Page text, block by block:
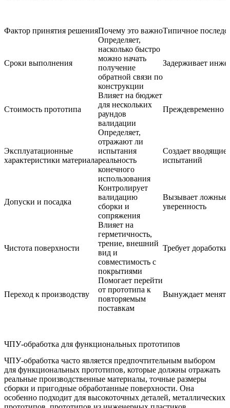
Фактор принятия решенияПочему это важноТипичное
Сроки выполнения
Определяет,
насколько быстро
можно начать
получение
обратной связи по
конструкции
Задерживает
Стоимость прототипа
Влияет на бюджет
для нескольких
раундов
валидации
Преждевременно
Эксплуатационные
характеристики материала
Определяет,
отражают ли
испытания
реальность
конечного
использования
Создает вводящие
испытаний
Допуски и посадка
Контролирует
валидацию
сборки и
сопряжения
Вызывает ложные
уверенность
Чистота поверхности
Влияет на
герметичность,
трение, внешний
вид и
совместимость с
покрытиями
Требует
Переход к производству
Помогает перейти
от прототипа к
повторяемым
поставкам
Вынуждает
ЧПУ-обработка для функциональных прототипов
ЧПУ-обработка часто является предпочтительным выбором
для функциональных прототипов, которые должны отражать
реальные производственные материалы, точные размеры
сборки и пригодные обработанные поверхности. Она
особенно подходит для высокоточных деталей, металлических